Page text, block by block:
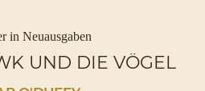
Kategorien
in Neuausgaben
UND DIE VÖGEL